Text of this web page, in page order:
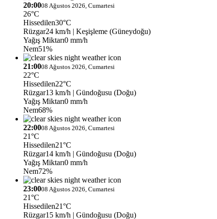
20:0008 Ağustos 2026, Cumartesi
26°C
Hissedilen30°C
Rüzgar24 km/h | Keşişleme (Güneydoğu)
Yağış Miktarı0 mm/h
Nem51%
21:0008 Ağustos 2026, Cumartesi
22°C
Hissedilen22°C
Rüzgar13 km/h | Gündoğusu (Doğu)
Yağış Miktarı0 mm/h
Nem68%
22:0008 Ağustos 2026, Cumartesi
21°C
Hissedilen21°C
Rüzgar14 km/h | Gündoğusu (Doğu)
Yağış Miktarı0 mm/h
Nem72%
23:0008 Ağustos 2026, Cumartesi
21°C
Hissedilen21°C
Rüzgar15 km/h | Gündoğusu (Doğu)